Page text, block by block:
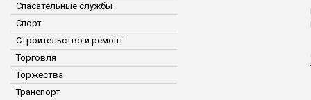
Спасательные службы
Спорт
Строительство и ремонт
Торговля
Торжества
Транспорт